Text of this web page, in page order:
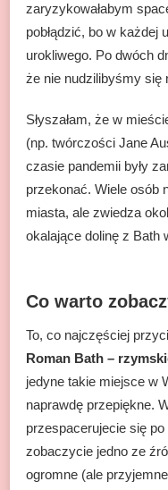
zaryzykowałabym
pobłądzić, bo w każdej
urokliwego. Po dwóch
że nie nudzilibyśmy się
Słyszałam, że w
(np. twórczości Jane
czasie pandemii były
przekonać. Wiele osób
miasta, ale zwiedza
okalające dolinę z Bath
Co warto
To, co najczęściej
Roman Bath –
jedyne takie miejsce w
naprawdę przepiękne.
przespacerujecie się
zobaczycie jedno ze
ogromne (ale